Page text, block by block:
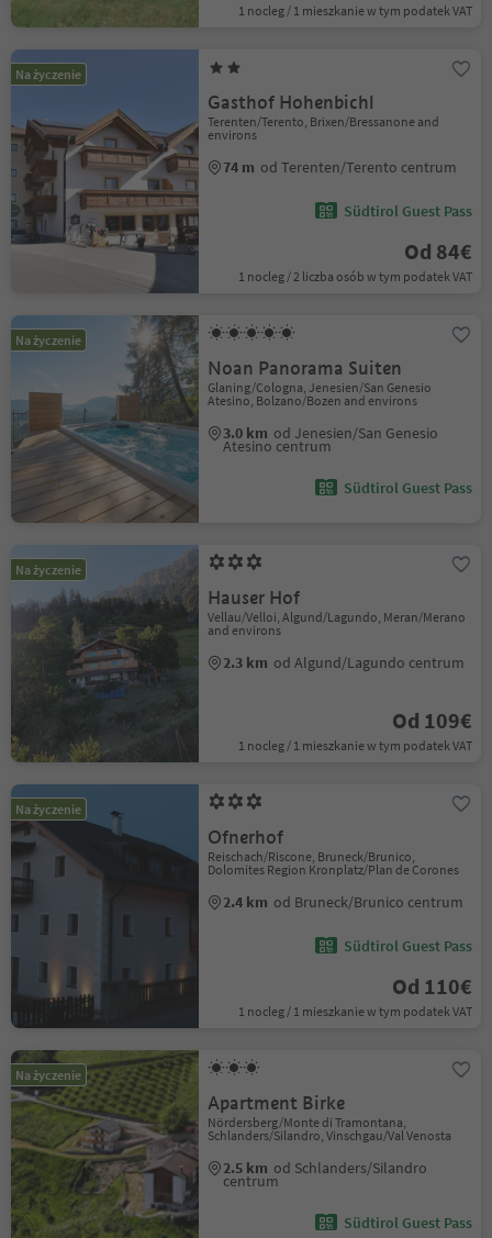
1 nocleg / 1 mieszkanie w tym podatek VAT
Na życzenie
Gasthof Hohenbichl
Terenten/Terento, Brixen/Bressanone and
environs
74 m od Terenten/Terento centrum
Südtirol Guest Pass
Od 84€
1 nocleg / 2 liczba osób w tym podatek VAT
Na życzenie
Noan Panorama Suiten
Glaning/Cologna, Jenesien/San Genesio
Atesino, Bolzano/Bozen and environs
3.0 km od Jenesien/San Genesio
Atesino centrum
Südtirol Guest Pass
Na życzenie
Hauser Hof
Vellau/Velloi, Algund/Lagundo, Meran/Merano
and environs
2.3 km od Algund/Lagundo centrum
Od 109€
1 nocleg / 1 mieszkanie w tym podatek VAT
Na życzenie
Ofnerhof
Reischach/Riscone, Bruneck/Brunico,
Dolomites Region Kronplatz/Plan de Corones
2.4 km od Bruneck/Brunico centrum
Südtirol Guest Pass
Od 110€
1 nocleg / 1 mieszkanie w tym podatek VAT
Na życzenie
Apartment Birke
Nördersberg/Monte di Tramontana,
Schlanders/Silandro, Vinschgau/Val Venosta
2.5 km od Schlanders/Silandro
centrum
Südtirol Guest Pass